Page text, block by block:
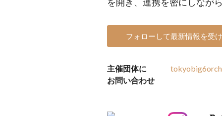
フォローして最新情報を受
主催団体に
お問い合わせ